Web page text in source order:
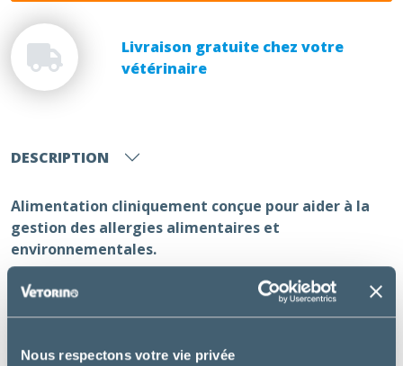
Nous respectons votre vie privée
Livraison gratuite chez votre
vétérinaire
DESCRIPTION
Alimentation cliniquement conçue pour aider à la
gestion des allergies alimentaires et
environnementales.
Voir la vidéo de présentation Derm Complete ICI
Utilisation :
Aide à gérer les allergies, la peau sèche, les